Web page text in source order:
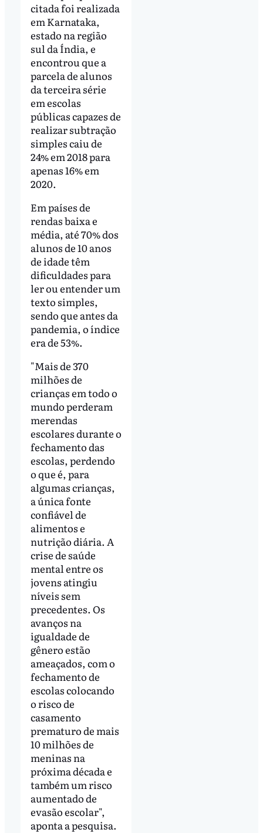
citada foi realizada
em Karnataka,
estado na região
sul da Índia, e
encontrou que a
parcela de alunos
da terceira série
em escolas
públicas capazes de
realizar subtração
simples caiu de
24% em 2018 para
apenas 16% em
2020.
Em países de
rendas baixa e
média, até 70% dos
alunos de 10 anos
de idade têm
dificuldades para
ler ou entender um
texto simples,
sendo que antes da
pandemia, o índice
era de 53%.
"Mais de 370
milhões de
crianças em todo o
mundo perderam
merendas
escolares durante o
fechamento das
escolas, perdendo
o que é, para
algumas crianças,
a única fonte
confiável de
alimentos e
nutrição diária. A
crise de saúde
mental entre os
jovens atingiu
níveis sem
precedentes. Os
avanços na
igualdade de
gênero estão
ameaçados, com o
fechamento de
escolas colocando
o risco de
casamento
prematuro de mais
10 milhões de
meninas na
próxima década e
também um risco
aumentado de
evasão escolar",
aponta a pesquisa.